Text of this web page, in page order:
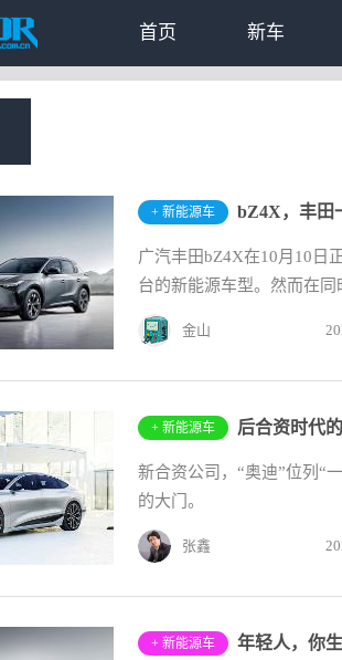
首页 新车
+ 新能源车 bZ4X，丰田
广汽丰田bZ4X在10月10日
台的新能源车型。然而在
金山
+ 新能源车 后合资时代
新合资公司，“奥迪”位列“
的大门。
张鑫
+ 新能源车 年轻人，你